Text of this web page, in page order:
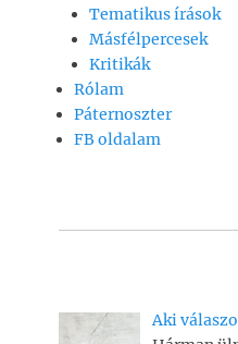
Tematikus írások
Másfélpercesek
Kritikák
Rólam
Páternoszter
FB oldalam
Aki